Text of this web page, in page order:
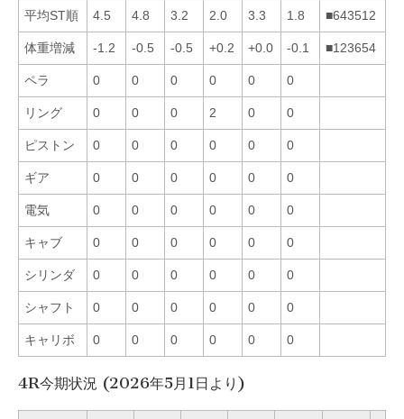
平均ST順 4.5 4.8 3.2 2.0 3.3 1.8 ■643512
体重増減 -1.2 -0.5 -0.5 +0.2 +0.0 -0.1 ■123654
ペラ 0 0 0 0 0 0
リング 0 0 0 2 0 0
ピストン 0 0 0 0 0 0
ギア 0 0 0 0 0 0
電気 0 0 0 0 0 0
キャブ 0 0 0 0 0 0
シリンダ 0 0 0 0 0 0
シャフト 0 0 0 0 0 0
キャリボ 0 0 0 0 0 0
4R今期状況 (2026年5月1日より)